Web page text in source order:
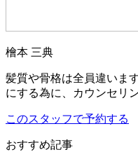
檜本 三典
髪質や骨格は全員違いま
にする為に、カウンセリ
このスタッフで予約する
おすすめ記事